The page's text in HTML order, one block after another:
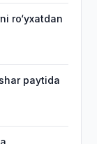
ro‘yxatdan
paytida